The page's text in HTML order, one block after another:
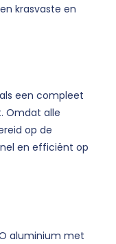
krasvaste en
een compleet
Omdat alle
op de
en efficiënt op
aluminium met